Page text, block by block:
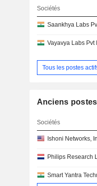
Sociétés
Saankhya Labs
Vayavya Labs Pvt
Tous les postes
Anciens
Sociétés
Ishoni Networks,
Philips Research
Smart Yantra